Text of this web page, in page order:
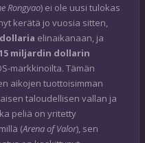
Rongyao) ei ole uusi tulokas
kerätä jo vuosia sitten,
elinaikanaan, ja
miljardin dollarin
markkinoilta. Tämän
aikojen tuottoisimman
taloudellisen vallan ja
peliä on yritetty
(Arena of Valor), sen